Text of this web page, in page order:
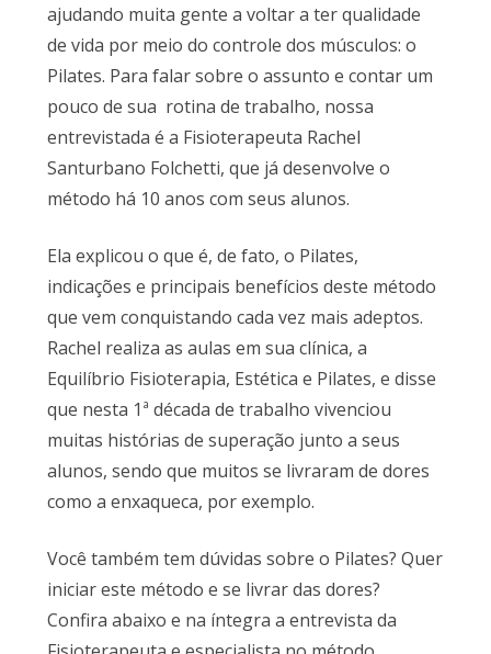
ajudando muita gente a voltar a ter qualidade
de vida por meio do controle dos músculos: o
Pilates. Para falar sobre o assunto e contar um
pouco de sua rotina de trabalho, nossa
entrevistada é a Fisioterapeuta Rachel
Santurbano Folchetti, que já desenvolve o
método há 10 anos com seus alunos.
Ela explicou o que é, de fato, o Pilates,
indicações e principais benefícios deste método
que vem conquistando cada vez mais adeptos.
Rachel realiza as aulas em sua clínica, a
Equilíbrio Fisioterapia, Estética e Pilates, e disse
que nesta 1ª década de trabalho vivenciou
muitas histórias de superação junto a seus
alunos, sendo que muitos se livraram de dores
como a enxaqueca, por exemplo.
Você também tem dúvidas sobre o Pilates? Quer
iniciar este método e se livrar das dores?
Confira abaixo e na íntegra a entrevista da